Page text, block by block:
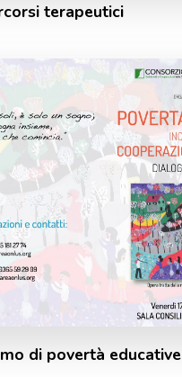
terapeutici
di povertà educative